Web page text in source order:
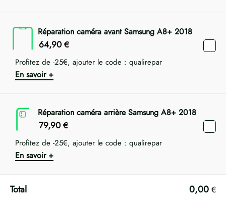
Réparation caméra avant Samsung A8+ 2018
64,90 €
Profitez de -25€, ajouter le code : qualirepar
En savoir +
Réparation caméra arrière Samsung A8+ 2018
79,90 €
Profitez de -25€, ajouter le code : qualirepar
En savoir +
0,00 €